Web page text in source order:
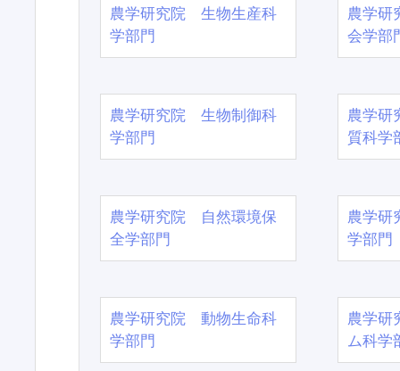
農学研究院 生物生産科
学部門
農学
会学部
農学研究院 生物制御科
学部門
農学
質科学
農学研究院 自然環境保
全学部門
農学
学部門
農学研究院 動物生命科
学部門
農学
ム科学